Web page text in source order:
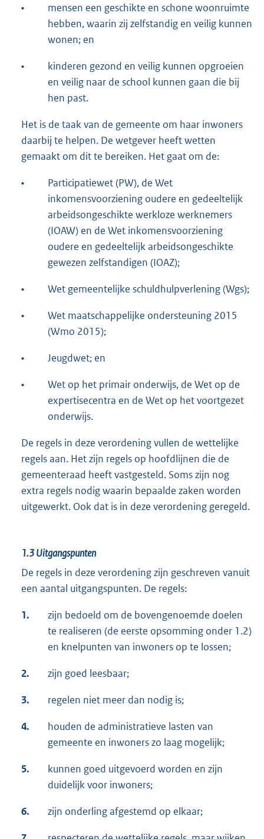
•
mensen een geschikte en schone woonruimte
hebben, waarin zij zelfstandig en veilig kunnen
wonen; en
•
kinderen gezond en veilig kunnen opgroeien
en veilig naar de school kunnen gaan die bij
hen past.
Het is de taak van de gemeente om haar inwoners
daarbij te helpen. De wetgever heeft wetten
gemaakt om dit te bereiken. Het gaat om de:
•
Participatiewet (PW), de Wet
inkomensvoorziening oudere en gedeeltelijk
arbeidsongeschikte werkloze werknemers
(IOAW) en de Wet inkomensvoorziening
oudere en gedeeltelijk arbeidsongeschikte
gewezen zelfstandigen (IOAZ);
• Wet gemeentelijke schuldhulpverlening (Wgs);
•
Wet maatschappelijke ondersteuning 2015
(Wmo 2015);
• Jeugdwet; en
•
Wet op het primair onderwijs, de Wet op de
expertisecentra en de Wet op het voortgezet
onderwijs.
De regels in deze verordening vullen de wettelijke
regels aan. Het zijn regels op hoofdlijnen die de
gemeenteraad heeft vastgesteld. Soms zijn nog
extra regels nodig waarin bepaalde zaken worden
uitgewerkt. Ook dat is in deze verordening geregeld.
1.3Uitgangspunten
De regels in deze verordening zijn geschreven vanuit
een aantal uitgangspunten. De regels:
1.
zijn bedoeld om de bovengenoemde doelen
te realiseren (de eerste opsomming onder 1.2)
en knelpunten van inwoners op te lossen;
2. zijn goed leesbaar;
3. regelen niet meer dan nodig is;
4.
houden de administratieve lasten van
gemeente en inwoners zo laag mogelijk;
5.
kunnen goed uitgevoerd worden en zijn
duidelijk voor inwoners;
6. zijn onderling afgestemd op elkaar;